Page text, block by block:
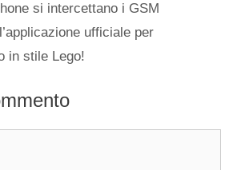
si intercettano i GSM
ufficiale per
in stile Lego!